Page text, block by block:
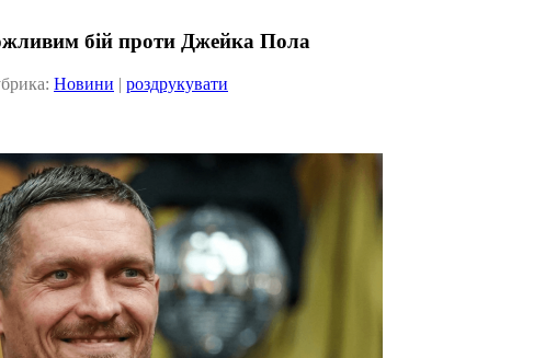
бій проти Джейка Пола
Новини | роздрукувати